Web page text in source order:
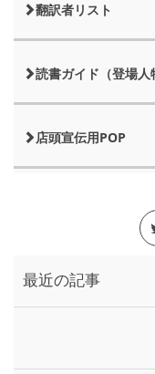
翻訳者リスト
読書ガイド（登場人
店頭宣伝用POP
最近の記事